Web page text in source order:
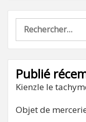
Rechercher :
Publié
Kienzle le
Objet de